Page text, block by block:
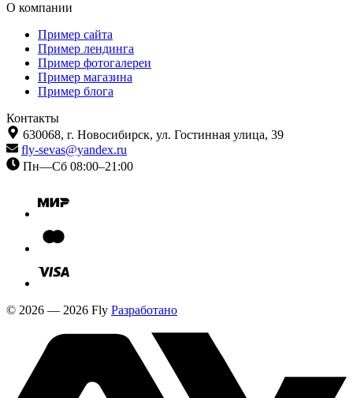
О компании
Пример сайта
Пример лендинга
Пример фотогалереи
Пример магазина
Пример блога
Контакты
630068, г. Новосибирск, ул. Гостинная улица, 39
fly-sevas@yandex.ru
Пн—Сб 08:00–21:00
© 2026 — 2026 Fly Разработано